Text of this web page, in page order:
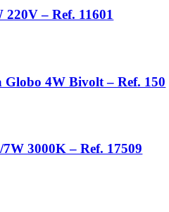
– Ref. 11601
4W Bivolt – Ref. 150
3000K – Ref. 17509